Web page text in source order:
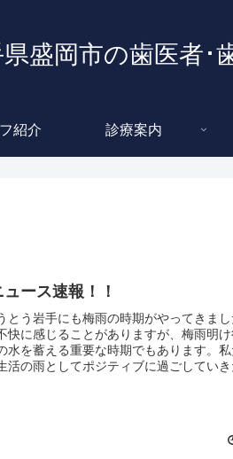
盛岡市の歯医者･
紹介 診療案内
ース速報！！
とう岩手にも梅雨の時期がやってきま
快に感じることがありますが、梅雨明
水を蓄える重要な時期でもあります。私
活の雨としてポジティブに過ごしていき